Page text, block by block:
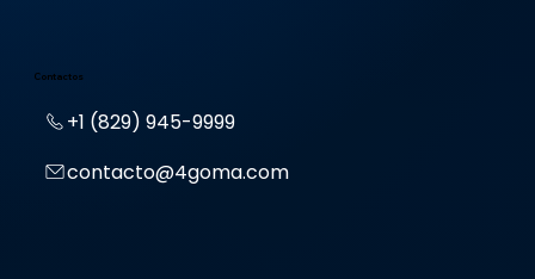
Contactos
+1 (829) 945-9999
contacto@4goma.com